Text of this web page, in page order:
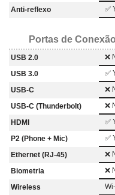
Anti-reflexo
✅
Portas de Conexão
USB 2.0
❌
USB 3.0
✅
USB-C
❌
USB-C (Thunderbolt)
❌
HDMI
✅
P2 (Phone + Mic)
✅
Ethernet (RJ-45)
❌
Biometria
❌
Wireless